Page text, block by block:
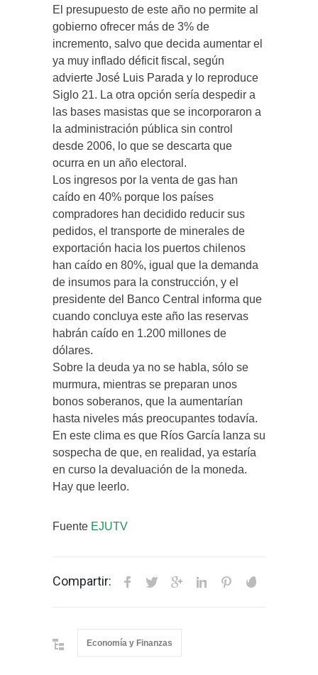
El presupuesto de este año no permite al
gobierno ofrecer más de 3% de
incremento, salvo que decida aumentar el
ya muy inflado déficit fiscal, según
advierte José Luis Parada y lo reproduce
Siglo 21. La otra opción sería despedir a
las bases masistas que se incorporaron a
la administración pública sin control
desde 2006, lo que se descarta que
ocurra en un año electoral.
Los ingresos por la venta de gas han
caído en 40% porque los países
compradores han decidido reducir sus
pedidos, el transporte de minerales de
exportación hacia los puertos chilenos
han caído en 80%, igual que la demanda
de insumos para la construcción, y el
presidente del Banco Central informa que
cuando concluya este año las reservas
habrán caído en 1.200 millones de
dólares.
Sobre la deuda ya no se habla, sólo se
murmura, mientras se preparan unos
bonos soberanos, que la aumentarían
hasta niveles más preocupantes todavía.
En este clima es que Ríos García lanza su
sospecha de que, en realidad, ya estaría
en curso la devaluación de la moneda.
Hay que leerlo.
Fuente EJUTV
Compartir:
Economía y Finanzas